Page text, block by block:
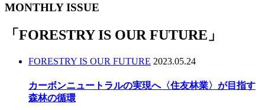
MONTHLY ISSUE
「 FORESTRY IS OUR FUTURE 」
FORESTRY IS OUR FUTURE 2023.05.24
カーボンニュートラルの実現へ〈住友林業〉が目指す
森林の循環